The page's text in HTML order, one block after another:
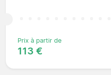
Prix à partir de
113 €